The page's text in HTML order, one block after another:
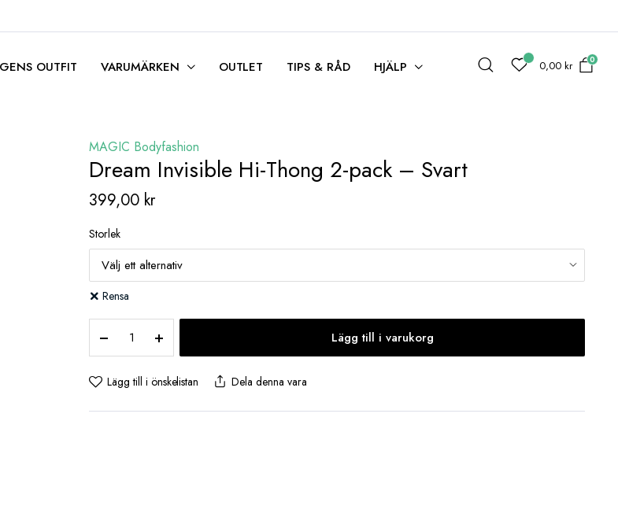
OUTFIT VARUMÄRKEN OUTLET TIPS & RÅD HJÄLP 0,00kr 0
MAGIC Bodyfashion
Dream Invisible Hi-Thong 2-pack – Svart
399,00 kr
Storlek
Rensa
Invisible
Hi-
Thong
2-
pack
Lägg till i varukorg
Lägg till i önskelistan Dela denna vara